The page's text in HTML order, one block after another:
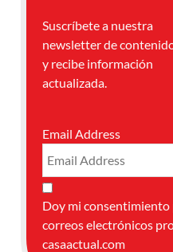
Suscríbete a nuestra
newsletter de
y recibe información
actualizada.
Email Address
Doy mi consentimiento
correos electrónicos
casaactual.com